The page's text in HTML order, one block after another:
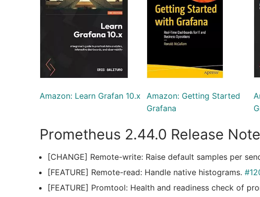
Amazon: Learn Grafan 10.x
Amazon: Getting Started
Grafana
Prometheus 2.44.0 Release
[CHANGE] Remote-write: Raise default samples per
[FEATURE] Remote-read: Handle native histograms.
[FEATURE] Promtool: Health and readiness check of